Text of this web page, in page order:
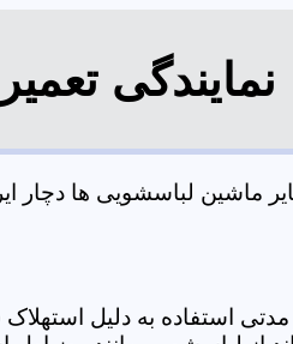
نمایندگی
ماشین لباسشویی ها دچار
استفاده به دلیل